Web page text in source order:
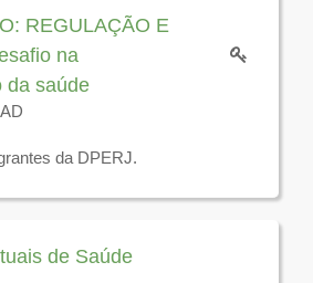
até o dia 31 de
REGULAÇÃO E
na
da saúde
da DPERJ.
até 31 de dezembro de
de Saúde